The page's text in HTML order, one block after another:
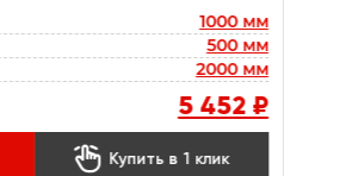
1000 мм
500 мм
2000 мм
5 452 ₽
 Купить в 1 клик